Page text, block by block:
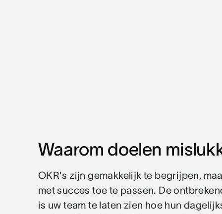
Waarom doelen
OKR's zijn gemakkelijk te begrijpen,
met succes toe te passen. De
is uw team te laten zien hoe hun